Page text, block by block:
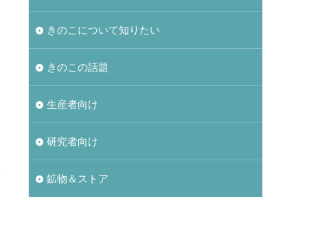
きのこについて知りたい
きのこの話題
生産者向け
研究者向け
鉱物＆ストア